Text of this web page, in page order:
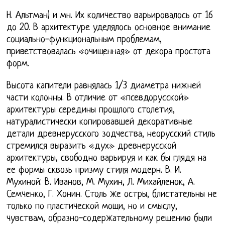
Н. Альтман) и мн. Их количество варьировалось от 16
до 20. В архитектуре уделялось основное внимание
социально-функциональным проблемам,
приветствовалась «очищенная» от декора простота
форм.
Высота капители равнялась 1/3 диаметра нижней
части колонны. В отличие от «псевдорусской»
архитектуры середины прошлого столетия,
натуралистически копировавшей декоративные
детали древнерусского зодчества, неорусский стиль
стремился выразить «дух» древнерусской
архитектуры, свободно варьируя и как бы глядя на
ее формы сквозь призму стиля модерн. В. И.
Мухиной: В. Иванов, М. Мухин, Л. Михайленок, А.
Семченко, Г. Хонин. Столь же остры, блистательны не
только по пластической мощи, но и смыслу,
чувствам, образно-содержательному решению были